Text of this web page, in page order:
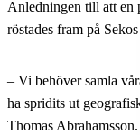
Anledningen till att en
röstades fram på
– Vi behöver samla
ha spridits ut
Thomas